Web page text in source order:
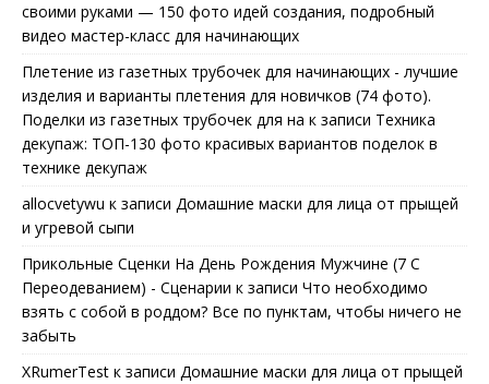
своими руками — 150 фото идей создания, подробный
видео мастер-класс для начинающих
Плетение из газетных трубочек для начинающих - лучшие
изделия и варианты плетения для новичков (74 фото).
Поделки из газетных трубочек для на к записи Техника
декупаж: ТОП-130 фото красивых вариантов поделок в
технике декупаж
allocvetywu к записи Домашние маски для лица от прыщей
и угревой сыпи
Прикольные Сценки На День Рождения Мужчине (7 С
Переодеванием) - Сценарии к записи Что необходимо
взять с собой в роддом? Все по пунктам, чтобы ничего не
забыть
XRumerTest к записи Домашние маски для лица от прыщей